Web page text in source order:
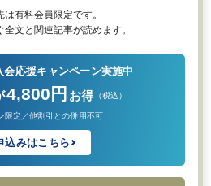
は有料会員限定です。
文と関連記事が読めます。
会応援キャンペーン実施中
4,800円 お得 （税込）
限定／他割引との併用不可
込みはこちら